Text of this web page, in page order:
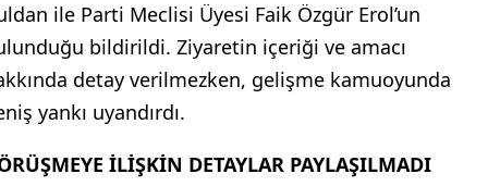
ile Parti Meclisi Üyesi Faik Özgür Erol’un
bildirildi. Ziyaretin içeriği ve amacı
detay verilmezken, gelişme kamuoyunda
yankı uyandırdı.
İLİŞKİN DETAYLAR PAYLAŞILMADI